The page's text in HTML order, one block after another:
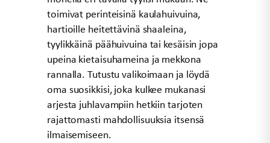
toimivat perinteisinä kaulahuivuina,
hartioille heitettävinä shaaleina,
tyylikkäinä päähuivuina tai kesäisin jopa
upeina kietaisuhameina ja mekkona
rannalla. Tutustu valikoimaan ja löydä
oma suosikkisi, joka kulkee mukanasi
arjesta juhlavampiin hetkiin tarjoten
rajattomasti mahdollisuuksia itsensä
ilmaisemiseen.